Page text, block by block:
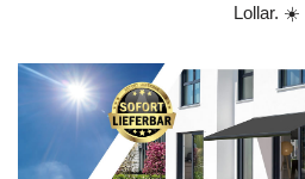
Lollar. ☀️